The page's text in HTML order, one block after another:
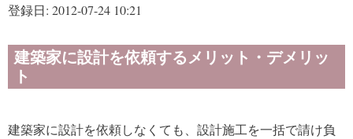
登録日: 2012-07-24 10:21
建築家に設計を依頼するメリット・デメリッ
ト
建築家に設計を依頼しなくても、設計施工を一括で請け負